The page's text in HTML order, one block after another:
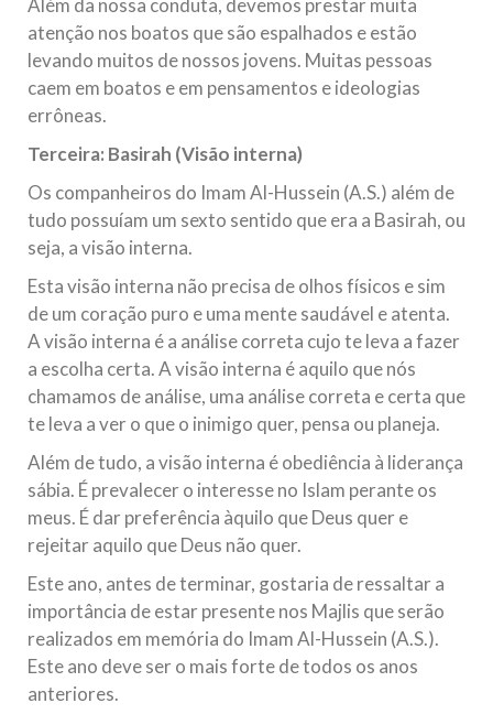
Além da nossa conduta, devemos prestar muita
atenção nos boatos que são espalhados e estão
levando muitos de nossos jovens. Muitas pessoas
caem em boatos e em pensamentos e ideologias
errôneas.
Terceira: Basirah (Visão interna)
Os companheiros do Imam Al-Hussein (A.S.) além de
tudo possuíam um sexto sentido que era a Basirah, ou
seja, a visão interna.
Esta visão interna não precisa de olhos físicos e sim
de um coração puro e uma mente saudável e atenta.
A visão interna é a análise correta cujo te leva a fazer
a escolha certa. A visão interna é aquilo que nós
chamamos de análise, uma análise correta e certa que
te leva a ver o que o inimigo quer, pensa ou planeja.
Além de tudo, a visão interna é obediência à liderança
sábia. É prevalecer o interesse no Islam perante os
meus. É dar preferência àquilo que Deus quer e
rejeitar aquilo que Deus não quer.
Este ano, antes de terminar, gostaria de ressaltar a
importância de estar presente nos Majlis que serão
realizados em memória do Imam Al-Hussein (A.S.).
Este ano deve ser o mais forte de todos os anos
anteriores.